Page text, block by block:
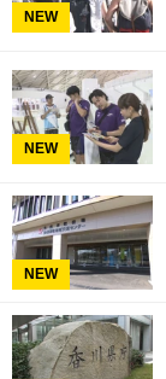
NEW
NEW
NEW